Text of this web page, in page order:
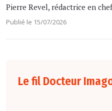
Pierre Revel, rédactrice en
Publié le 15/07/2026
Le fil Docteur